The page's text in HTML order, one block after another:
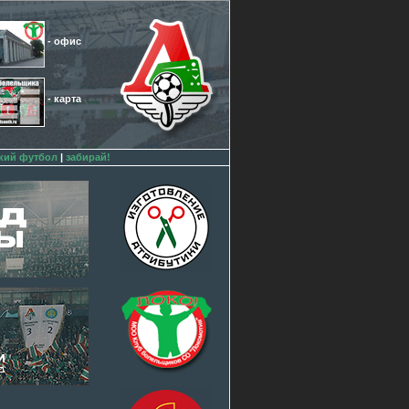
- офис
- карта
футбол | забирай!